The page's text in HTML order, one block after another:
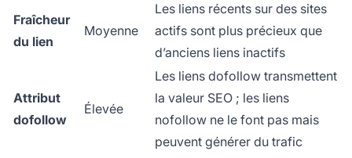
Fraîcheur
du lien
Moyenne
Les liens récents sur des sites
actifs sont plus précieux que
d’anciens liens inactifs
Attribut
dofollow
Élevée
Les liens dofollow transmettent
la valeur SEO ; les liens
nofollow ne le font pas mais
peuvent générer du trafic